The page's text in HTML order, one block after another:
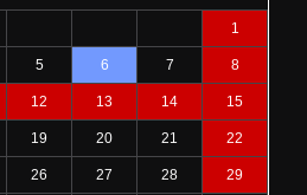
1
5 6 7 8
12 13 14 15
19 20 21 22
26 27 28 29